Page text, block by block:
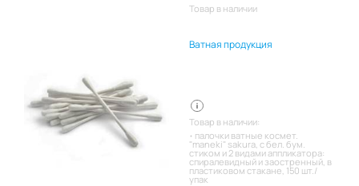
Товар в наличии
Ватная продукция
Товар в наличии:
палочки ватные космет.
"maneki" sakura, с бел. бум.
стиком и 2 видами аппликатора:
спиралевидный и заостренный, в
пластиковом стакане, 150 шт./
упак